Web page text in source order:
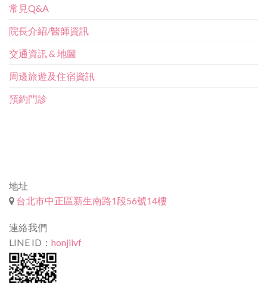
常見Q&A
院長介紹/醫師資訊
交通資訊 & 地圖
周邊旅遊及住宿資訊
預約門診
地址
台北市中正區新生南路1段56號14樓
連絡我們
LINE ID： honjiivf